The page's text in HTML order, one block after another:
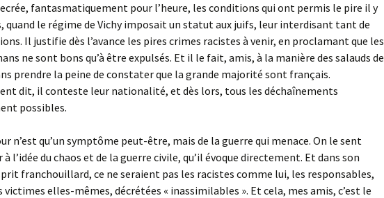
fantasmatiquement pour l’heure, les conditions qui ont permis le pire il y
quand le régime de Vichy imposait un statut aux juifs, leur interdisant tant de
Il justifie dès l’avance les pires crimes racistes à venir, en proclamant que les
ne sont bons qu’à être expulsés. Et il le fait, amis, à la manière des salauds de
prendre la peine de constater que la grande majorité sont français.
dit, il conteste leur nationalité, et dès lors, tous les déchaînements
possibles.
n’est qu’un symptôme peut-être, mais de la guerre qui menace. On le sent
l’idée du chaos et de la guerre civile, qu’il évoque directement. Et dans son
franchouillard, ce ne seraient pas les racistes comme lui, les responsables,
victimes elles-mêmes, décrétées « inassimilables ». Et cela, mes amis, c’est le